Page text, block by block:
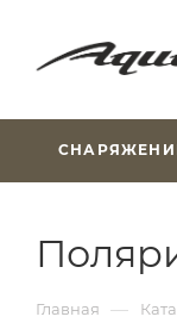
Главная —